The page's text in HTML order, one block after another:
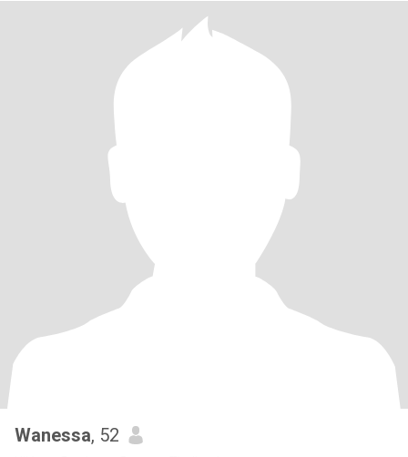
Wanessa, 52